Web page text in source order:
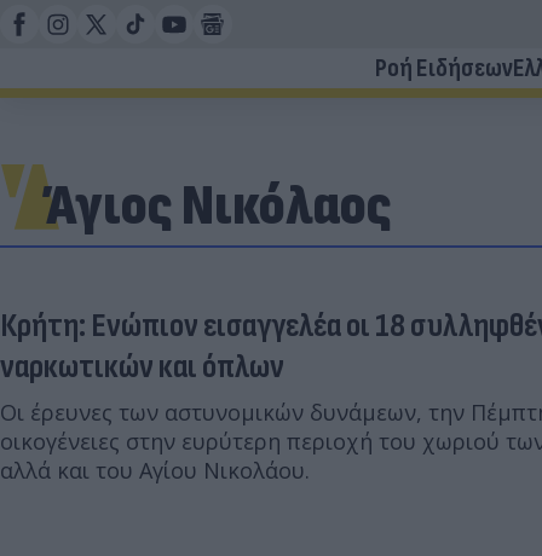
Ροή Ειδήσεων
Άγιος Νικόλαος
Κρήτη: Ενώπιον εισαγγελέα οι 18
ναρκωτικών και όπλων
Οι έρευνες των αστυνομικών δυνάμεων, την
οικογένειες στην ευρύτερη περιοχή του χωριού
αλλά και του Αγίου Νικολάου.